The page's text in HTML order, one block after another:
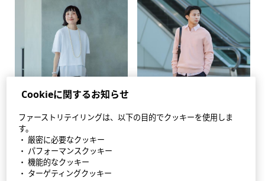
Cookieに関するお知らせ
ファーストリテイリングは、以下の目的でクッキーを使用しま
す。
・ 厳密に必要なクッキー
・ パフォーマンスクッキー
・ 機能的なクッキー
・ ターゲティングクッキー